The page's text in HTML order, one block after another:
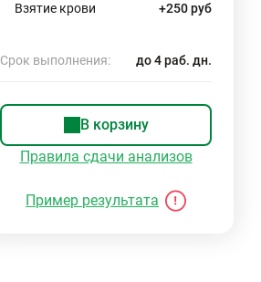
Взятие крови +250 руб
Срок выполнения: до 4 раб. дн.
В корзину
Правила сдачи анализов
Пример результата